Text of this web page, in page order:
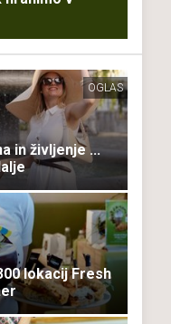
OGLAS
in življenje ...
lokacij Fresh